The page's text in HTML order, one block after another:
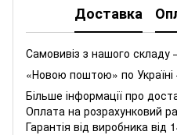
Доставка
Самовивіз з нашого
«Новою поштою» по Україні
Більше інформації про
Оплата на розрахунковий
Гарантія від виробника від